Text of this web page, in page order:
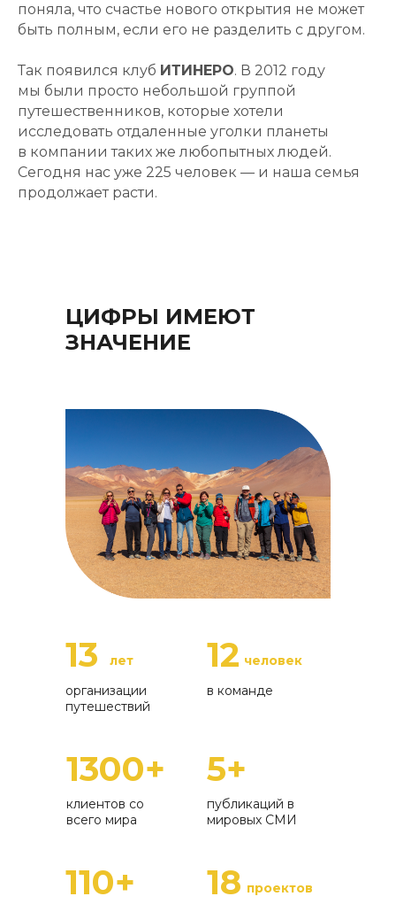
поняла, что счастье нового открытия не может
быть полным, если его не разделить с другом.
Так появился клуб ИТИНЕРО. В 2012 году
мы были просто небольшой группой
путешественников, которые хотели
исследовать отдаленные уголки планеты
в компании таких же любопытных людей.
Сегодня нас уже 225 человек — и наша семья
продолжает расти.
ЦИФРЫ ИМЕЮТ
ЗНАЧЕНИЕ
110+
1300+ 5+
клиентов со
всего мира
публикаций в
мировых СМИ
18 проектов
12
13 человек
лет
в команде
организации
путешествий